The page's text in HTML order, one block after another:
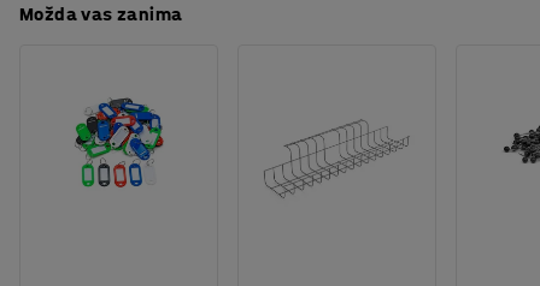
Možda vas zanima